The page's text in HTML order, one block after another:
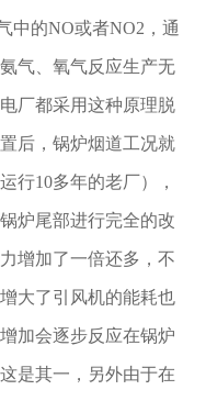
的NO或者NO2，通
气、氧气反应生产无
厂都采用这种原理脱
后，锅炉烟道工况就
行10多年的老厂），
炉尾部进行完全的改
增加了一倍还多，不
大了引风机的能耗也
加会逐步反应在锅炉
是其一，另外由于在